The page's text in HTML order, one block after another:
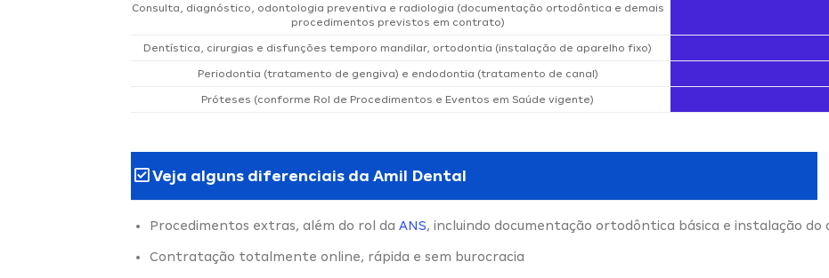
Consulta, diagnóstico, odontologia preventiva e radiologia (documentação ortodôntica e demais
procedimentos previstos em contrato)
Dentística, cirurgias e disfunções temporo mandilar, ortodontia (instalação de aparelho fixo)
Periodontia (tratamento de gengiva) e endodontia (tratamento de canal)
Próteses (conforme Rol de Procedimentos e Eventos em Saúde vigente)
Veja alguns diferenciais da Amil Dental
Procedimentos extras, além do rol da ANS, incluindo documentação ortodôntica básica e instalação do
Contratação totalmente online, rápida e sem burocracia